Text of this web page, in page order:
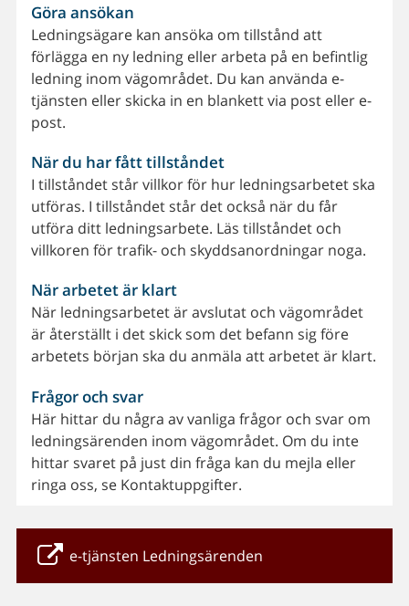
Göra ansökan
Ledningsägare kan ansöka om tillstånd att
förlägga en ny ledning eller arbeta på en befintlig
ledning inom vägområdet. Du kan använda e-
tjänsten eller skicka in en blankett via post eller e-
post.
När du har fått tillståndet
I tillståndet står villkor för hur ledningsarbetet ska
utföras. I tillståndet står det också när du får
utföra ditt ledningsarbete. Läs tillståndet och
villkoren för trafik- och skyddsanordningar noga.
När arbetet är klart
När ledningsarbetet är avslutat och vägområdet
är återställt i det skick som det befann sig före
arbetets början ska du anmäla att arbetet är klart.
Frågor och svar
Här hittar du några av vanliga frågor och svar om
ledningsärenden inom vägområdet. Om du inte
hittar svaret på just din fråga kan du mejla eller
ringa oss, se Kontaktuppgifter.
e-tjänsten Ledningsärenden